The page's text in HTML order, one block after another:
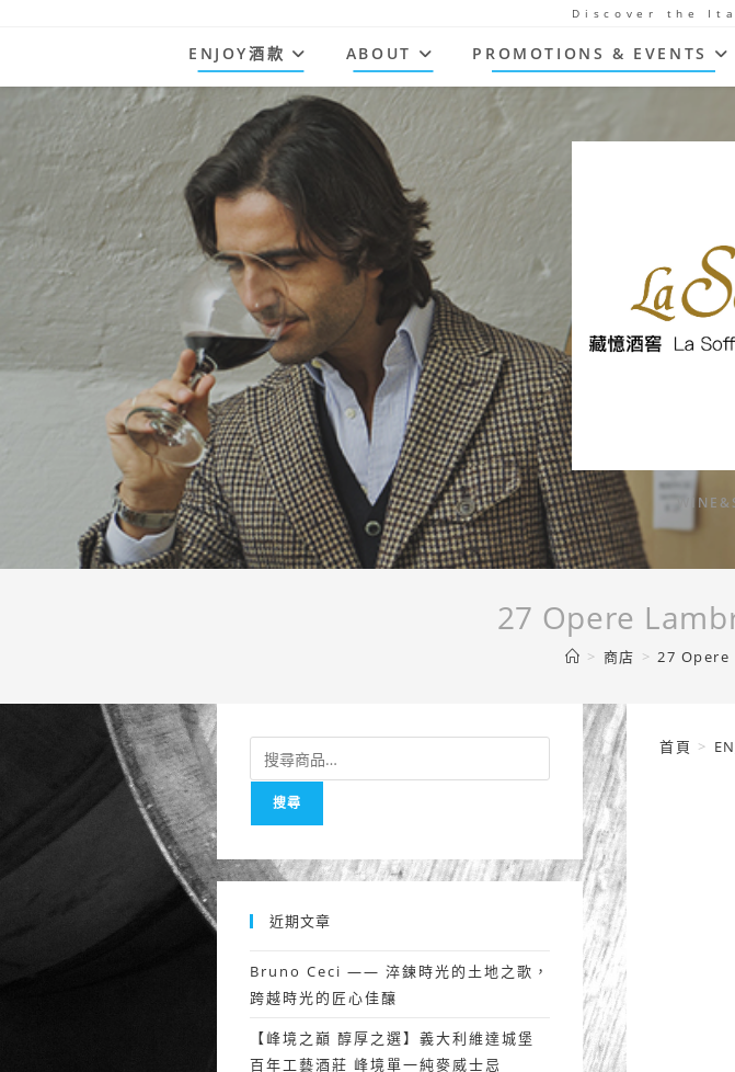
Discover the
ENJOY酒款 ABOUT PROMOTIONS & EVENTS
27 Opere
> 商店 > 27 Opere
首頁 >
尋
字:
搜尋
近期文章
Bruno Ceci —— 淬鍊時光的土地之歌，
跨越時光的匠心佳釀
【峰境之巔 醇厚之選】義大利維達城堡
百年工藝酒莊 峰境單一純麥威士忌